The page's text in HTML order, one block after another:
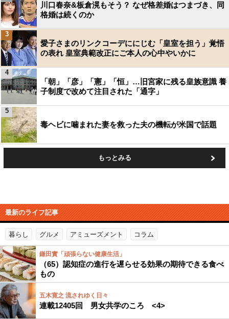
川口春奈&板倉滉もそう？ なぜ格差婚はつまづき、同
格婚は続くのか
愛子さまのリンクコーデににじむ「皇室を担う」覚悟
の表れ 皇室典範改正にご本人の心中やいかに
3
「朝」「彦」「憲」「恒」…旧宮家に残る皇族意識 養
子制度で改めて注目された「通字」
4
毒ヘビに噛まれた妻を救った夫の機転が米国で話題
5
もっとみる
最新のライフ記事
暮らし グルメ アミューズメント コラム
鎌田實「頑張らない健康生活」
（65）認知症の進行を遅らせる効果の期待できる食べ
もの
五木寛之 流されゆく日々
連載12405回 男女共学のころ <4>